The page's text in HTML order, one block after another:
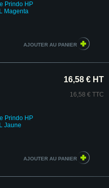
Prindo HP
Magenta
Prindo HP
Jaune
16,58 € HT
16,58 € TTC